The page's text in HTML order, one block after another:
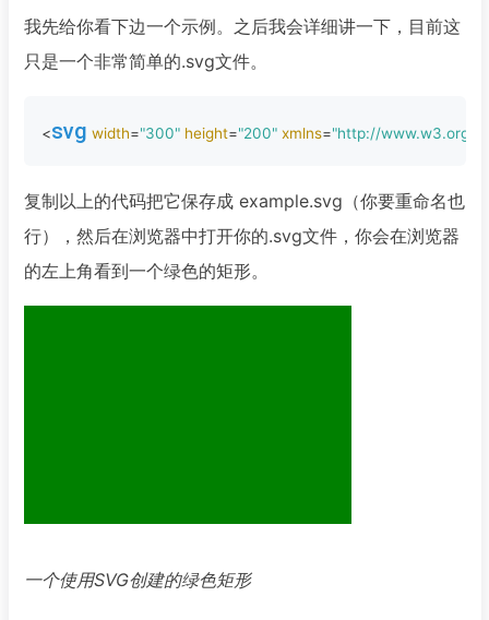
我先给你看下边一个示例。之后我会详细讲一下，目前这
只是一个非常简单的.svg文件。
<svg width="300" height="200" xmlns="http://www.w3.org/
复制以上的代码把它保存成 example.svg（你要重命名也
行），然后在浏览器中打开你的.svg文件，你会在浏览器
的左上角看到一个绿色的矩形。
一个使用SVG创建的绿色矩形